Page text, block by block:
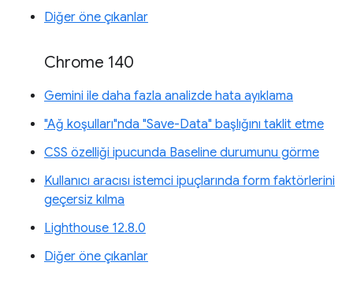
Diğer öne çıkanlar
Chrome 140
Gemini ile daha fazla analizde hata ayıklama
"Ağ koşulları"nda "Save-Data" başlığını taklit etme
CSS özelliği ipucunda Baseline durumunu görme
Kullanıcı aracısı istemci ipuçlarında form faktörlerini
geçersiz kılma
Lighthouse 12.8.0
Diğer öne çıkanlar